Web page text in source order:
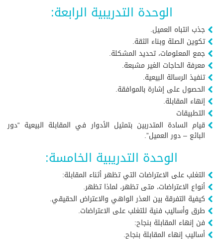
الوحدة التدريبية الرابعة:
جذب انتباه العميل.
تكوين الصلة وبناء الثقة.
جمع المعلومات، تحديد المشكلة.
معرفة الحاجات الغير مشبعة.
تنفيذ الرسالة البيعية.
الحصول على إشارة بالموافقة.
إنهاء المقابلة.
التطبيقات
قيام السادة المتدربين بتمثيل الأدوار في المقابلة البيعية “دور
البائع – دور العميل”.
الوحدة التدريبية الخامسة:
التغلب على الاعتراضات التي تظهر أثناء المقابلة:
أنواع الاعتراضات، متى تظهر، لماذا تظهر.
كيفية التفرقة بين العذر الواهي والاعتراض الحقيقي.
طرق وأساليب فنية للتغلب على الاعتراضات.
فن إنهاء المقابلة بنجاح:
أساليب إنهاء المقابلة بنجاح.